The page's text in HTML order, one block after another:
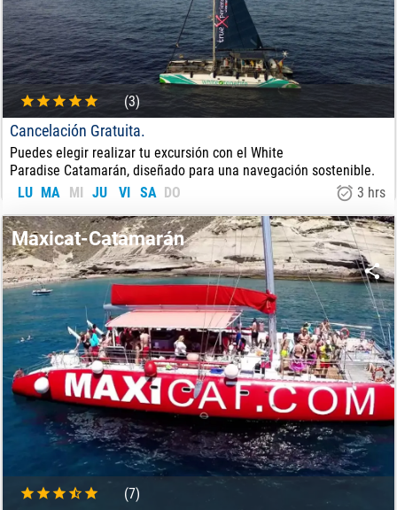
(3)
Cancelación Gratuita.
Puedes elegir realizar tu excursión con el White
Paradise Catamarán, diseñado para una navegación sostenible.
LU MA MI JU VI SA DO 3 hrs
DE:44€
(7)
Maxicat-Catamarán